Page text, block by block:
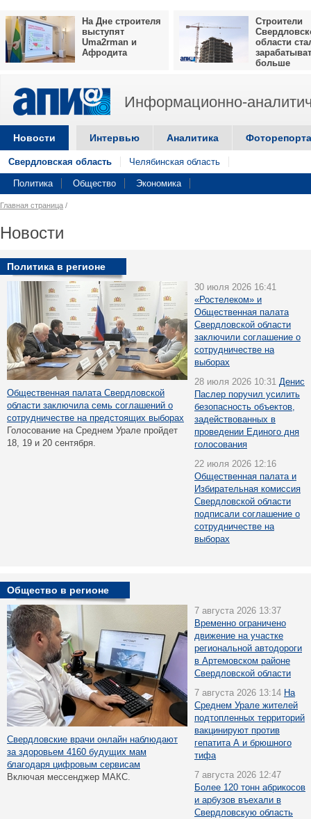
На Дне строителя
выступят
Uma2rman и
Афродита
Строители
области
больше
Информационно-
Новости Интервью Аналитика
Свердловская область Челябинская область
Политика Общество Экономика
Главная страница /
Новости
Политика в регионе
Общественная палата Свердловской
области заключила семь соглашений о
сотрудничестве на предстоящих выборах
Голосование на Среднем Урале пройдет
18, 19 и 20 сентября.
30 июля 2026 16:41
«Ростелеком» и
Общественная палата
Свердловской области
заключили соглашение о
сотрудничестве на
выборах
28 июля 2026 10:31 Денис
Паслер поручил усилить
безопасность объектов,
задействованных в
проведении Единого дня
голосования
22 июля 2026 12:16
Общественная палата и
Избирательная комиссия
Свердловской области
подписали соглашение о
сотрудничестве на
выборах
Общество в регионе
Свердловские врачи онлайн наблюдают
за здоровьем 4160 будущих мам
благодаря цифровым сервисам
Включая мессенджер МАКС.
7 августа 2026 13:37
Временно ограничено
движение на участке
региональной автодороги
в Артемовском районе
Свердловской области
7 августа 2026 13:14 На
Среднем Урале жителей
подтопленных территорий
вакцинируют против
гепатита А и брюшного
тифа
7 августа 2026 12:47
Более 120 тонн абрикосов
и арбузов въехали в
Свердловскую область